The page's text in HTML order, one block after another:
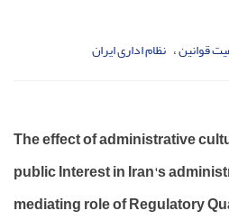
قوانین نظام اداری ایران
The effect of administrative
public Interest in Iran's
mediating role of Regulatory